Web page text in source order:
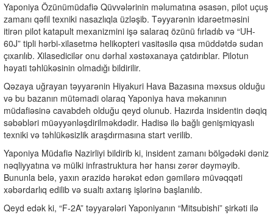
Yaponiya Özünümüdafiə Qüvvələrinin məlumatına əsasən, pilot uçuş
zamanı qəfil texniki nasazlıqla üzləşib. Təyyarənin idarəetməsini
itirən pilot katapult mexanizmini işə salaraq özünü fırladıb və “UH-
60J” tipli hərbi-xilasetmə helikopteri vasitəsilə qısa müddətdə sudan
çıxarılıb. Xilasedicilər onu dərhal xəstəxanaya çatdırıblar. Pilotun
həyati təhlükəsinin olmadığı bildirilir.
Qəzaya uğrayan təyyarənin Hiyakuri Hava Bazasına məxsus olduğu
və bu bazanın mütəmadi olaraq Yaponiya hava məkanının
müdafiəsinə cavabdeh olduğu qeyd olunub. Hazırda insidentin dəqiq
səbəbləri müəyyənləşdirilməkdədir. Hadisə ilə bağlı genişmiqyaslı
texniki və təhlükəsizlik araşdırmasına start verilib.
Yaponiya Müdafiə Nazirliyi bildirib ki, insident zamanı bölgədəki dəniz
nəqliyyatına və mülki infrastruktura hər hansı zərər dəyməyib.
Bununla belə, yaxın ərazidə hərəkət edən gəmilərə müvəqqəti
xəbərdarlıq edilib və sualtı axtarış işlərinə başlanılıb.
Qeyd edək ki, “F-2A” təyyarələri Yaponiyanın “Mitsubishi” şirkəti ilə